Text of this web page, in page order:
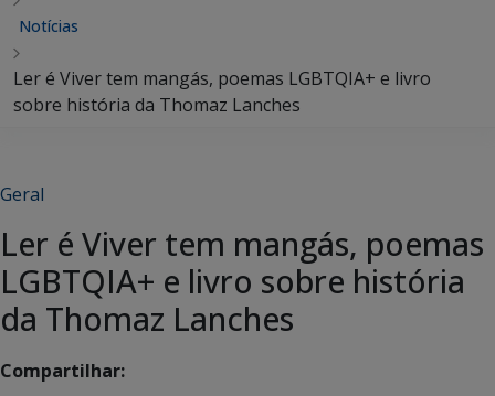
Notícias
Ler é Viver tem mangás, poemas LGBTQIA+ e livro
sobre história da Thomaz Lanches
Geral
Ler é Viver tem mangás, poemas
LGBTQIA+ e livro sobre história
da Thomaz Lanches
Compartilhar: